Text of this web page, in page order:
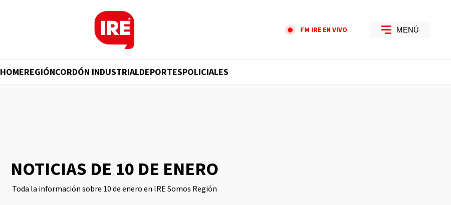
FM IRE EN VIVO MENÚ
HOMEREGIÓNCORDÓN INDUSTRIALDEPORTESPOLICIALES
NOTICIAS DE 10 DE ENERO
Toda la información sobre 10 de enero en IRE Somos Región